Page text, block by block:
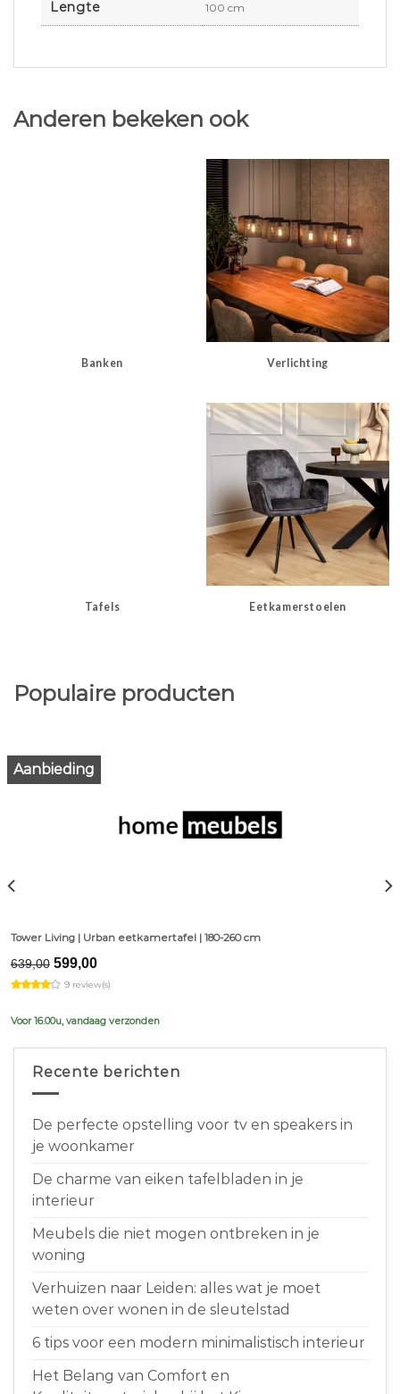
Lengte 100 cm
Anderen bekeken ook
Banken Verlichting
Tafels Eetkamerstoelen
Populaire producten
Aanbieding
Tower Living | Urban eetkamertafel | 180-260 cm
639,00 Original
price
was:
599,00Current
is:
9 review(s)
Voor 16.00u, vandaag verzonden
Recente berichten
De perfecte opstelling voor tv en speakers in
je woonkamer
De charme van eiken tafelbladen in je
interieur
Meubels die niet mogen ontbreken in je
woning
Verhuizen naar Leiden: alles wat je moet
weten over wonen in de sleutelstad
6 tips voor een modern minimalistisch interieur
Het Belang van Comfort en